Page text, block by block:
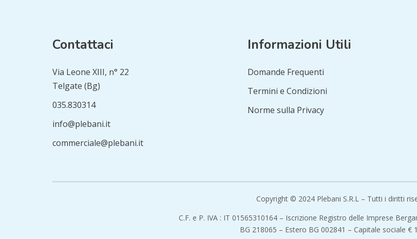
Contattaci
Via Leone XIII, n° 22
Telgate (Bg)
035.830314
info@plebani.it
commerciale@plebani.it
Informazioni Utili
Domande Frequenti
Termini e Condizioni
Norme sulla Privacy
Copyright © 2024 Plebani S.R.L – Tutti i diritti
C.F. e P. IVA : IT 01565310164 – Iscrizione Registro delle Imprese
BG 218065 – Estero BG 002841 – Capitale sociale €